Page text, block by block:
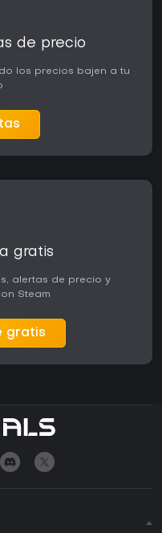
de precio
los precios bajen a tu
gratis
alertas de precio y
Steam
gratis